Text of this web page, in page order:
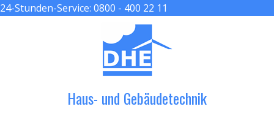
24-Stunden-Service: 0800 - 400 22 11
Haus- und Gebäudetechnik